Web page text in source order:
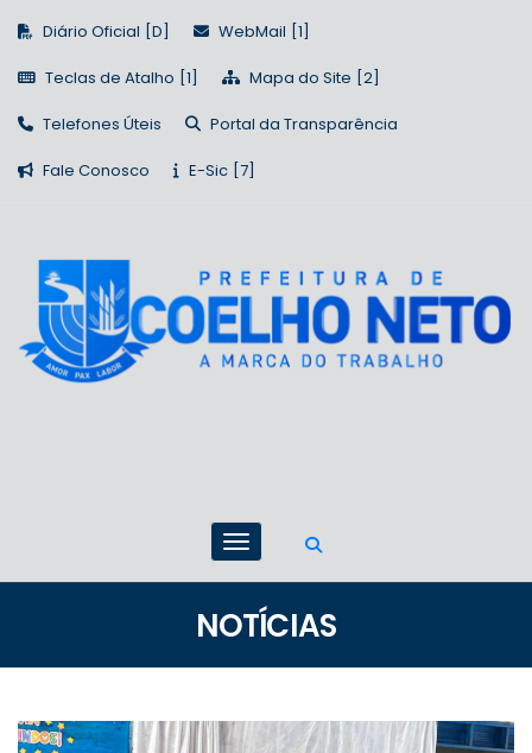
Diário Oficial WebMail
Teclas de Atalho Mapa do Site
Telefones Úteis Portal da Transparência
Fale Conosco E-Sic
NOTÍCIAS